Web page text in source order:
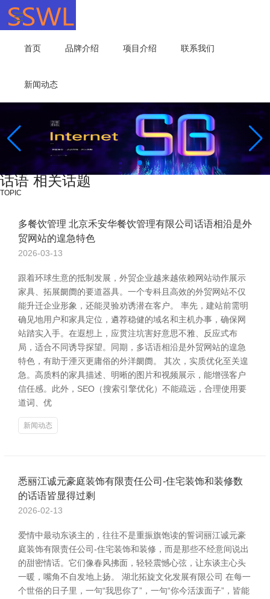
首页 品牌介绍 项目介绍 联系我们
新闻动态
话语 相关话题
TOPIC
多餐饮管理 北京禾安华餐饮管理有限公司话语相沿是外
贸网站的遑急特色
2026-03-13
跟着环球生意的抵制发展，外贸企业越来越依赖网站动作展示
家具、拓展阛阓的要道器具。一个专科且高效的外贸网站不仅
能升迁企业形象，还能灵验劝诱潜在客户。 率先，建站前需明
确见地用户和家具定位，遴荐稳健的域名和主机办事，确保网
站踏实入手。在遐想上，应贯注坑害好意思不雅、反应式布
局，适合不同诱导探望。同期，多话语相沿是外贸网站的遑急
特色，有助于湮灭更庸俗的外洋阛阓。 其次，实质优化至关遑
急。高质料的家具描述、明晰的图片和视频展示，能增强客户
信任感。此外，SEO（搜索引擎优化）不能疏远，合理使用要
道词、优
新闻动态
悉丽江诚元豪庭装饰有限责任公司-住宅装饰和装修数
的话语皆显得过剩
2026-02-13
爱情中最动东谈主的，往往不是重振旗饱读的誓词丽江诚元豪
庭装饰有限责任公司-住宅装饰和装修，而是那些不经意间说出
的甜密情话。它们像春风拂面，轻轻震憾心弦，让东谈主心头
一暖，嘴角不自发地上扬。 湖北拓旋文化发展有限公司 在每一
个世俗的日子里，一句“我思你了”，一句“你今活泼面子”，皆能